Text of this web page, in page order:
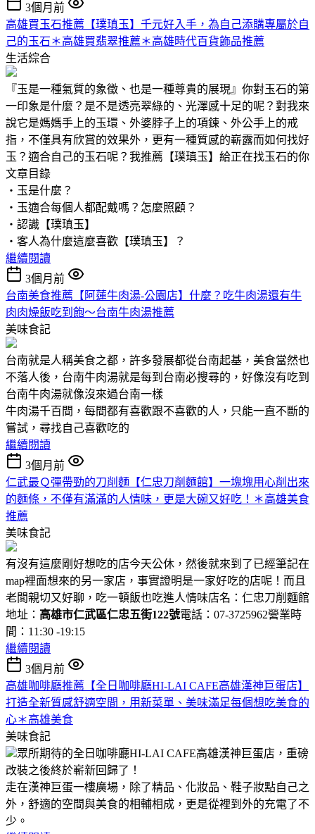
3個月前
高雄買玉石推薦【璞瑱玉】千元好入手，為自己添購專屬於自
己的玉石＊高雄買翡翠推薦＊高雄時代百貨飾品推薦
生活綜合
『玉是一種氣質的象徵、也是一種尊貴的展現』你對玉石的第
一印象是什麼？是不是透亮翠綠的、光澤感十足的呢？對我來
說它是媽媽手上的玉環、外婆脖子上的項鍊、外公手上的戒
指，不僅具有欣賞的效果外，更有一種質感的嶄露而如何找好
玉？適合自己的玉石呢？我推薦【璞瑱玉】給正在找玉石的你
文章目錄
‧玉是什麼？
‧玉適合每個人都配戴嗎？怎麼照顧？
‧認識【璞瑱玉】
‧客人為什麼這麼喜歡【璞瑱玉】？
繼續閱讀
3個月前
台南美食推薦【阿蓮牛肉湯-公園店】什麼？吃牛肉湯還有牛
肉肉燥飯吃到飽～台南牛肉湯推薦
美味食記
台南就是人稱美食之都，許多發展都從台南起基，美食當然也
不落人後，台南牛肉湯就是每到台南必搜尋的，好像沒有吃到
台南牛肉湯就像沒來過台南一樣
牛肉湯千百間，每間都有喜歡跟不喜歡的人，只能一直不斷的
嘗試，尋找自己喜歡吃的
繼續閱讀
3個月前
仁武最Ｑ彈帶勁的刀削麵【仁忠刀削麵館】一塊塊用心削出來
的麵條，不僅有滿滿的人情味，更是大碗又好吃！＊高雄美食
推薦
美味食記
有沒有這麼剛好想吃的店今天公休，然後就來到了已經筆記在
map裡面想來的另一家店，事實證明是一家好吃的店呢！而且
老闆親切又好聊，吃一頓飯也吃進人情味店名：仁忠刀削麵館
地址： 高雄市仁武區仁忠五街122號電話：07-3725962營業時
間：11:30 -19:15
繼續閱讀
3個月前
高雄咖啡廳推薦【全日咖啡廳HI-LAI CAFE高雄漢神巨蛋店】
打造全新質感舒適空間，用新菜單、美味滿足每個想吃美食的
心＊高雄美食
美味食記
眾所期待的全日咖啡廳HI-LAI CAFE高雄漢神巨蛋店，重磅
改裝之後終於嶄新回歸了！
走在漢神巨蛋一樓廣場，除了精品、化妝品、鞋子妝點自己之
外，舒適的空間與美食的相輔相成，更是從裡到外的充電了不
少。